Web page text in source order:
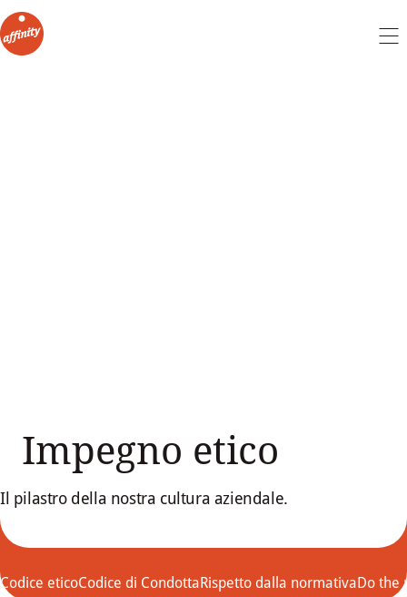
Impegno etico
Il pilastro della nostra cultura aziendale.
Codice eticoCodice di CondottaRispetto dalla normativaDo the